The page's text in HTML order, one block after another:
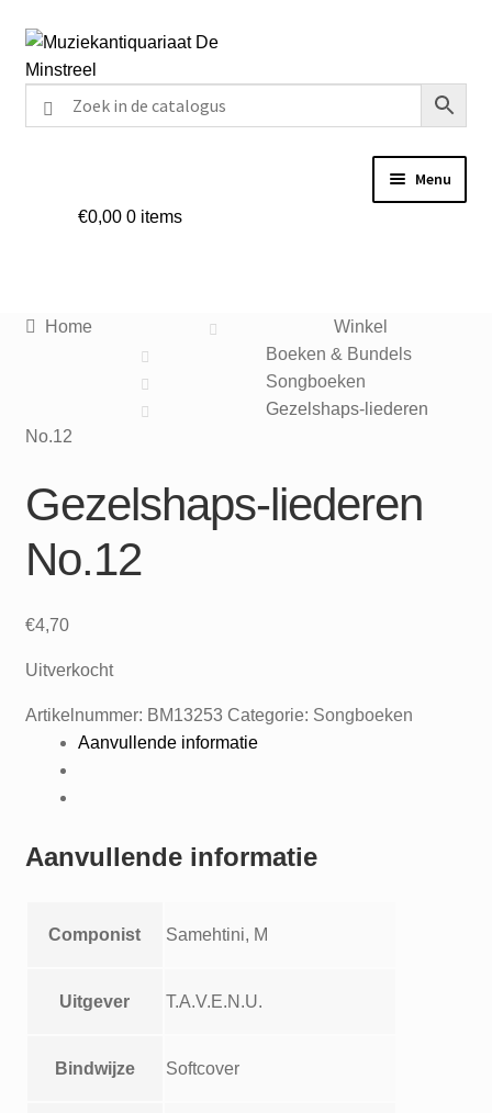
Ga
door
navigatie
Ga
naar
inhoud
Menu
Veel gestelde vragen
€0,00 0 items
Home
Winkel
Boeken & Bundels
Songboeken
Gezelshaps-liederen
No.12
Gezelshaps-liederen
No.12
€4,70
Uitverkocht
Artikelnummer: BM13253 Categorie: Songboeken
Aanvullende informatie
Aanvullende informatie
Componist Samehtini, M
Uitgever T.A.V.E.N.U.
Bindwijze Softcover